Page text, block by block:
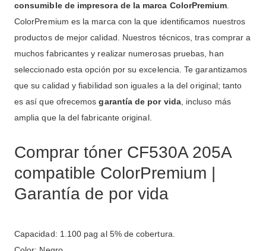
consumible de impresora de la marca ColorPremium
ColorPremium es la marca con la que identificamos nuestros
productos de mejor calidad. Nuestros técnicos, tras comprar a
muchos fabricantes y realizar numerosas pruebas, han
seleccionado esta opción por su excelencia. Te garantizamos
que su calidad y fiabilidad son iguales a la del original; tanto
es así que ofrecemosgarantía de por vida, incluso más
amplia que la del fabricante original.
Comprar tóner CF530A 205A
compatible ColorPremium |
Garantía de por vida
Capacidad: 1.100 pag al 5% de cobertura.